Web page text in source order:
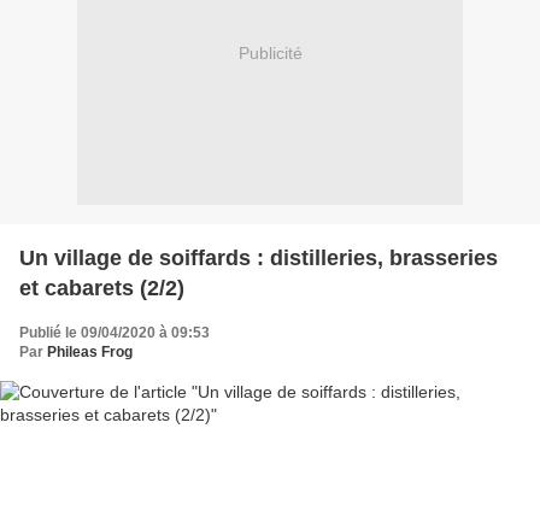
Publicité
Un village de soiffards : distilleries, brasseries
et cabarets (2/2)
Publié le 09/04/2020 à 09:53
Par Phileas Frog